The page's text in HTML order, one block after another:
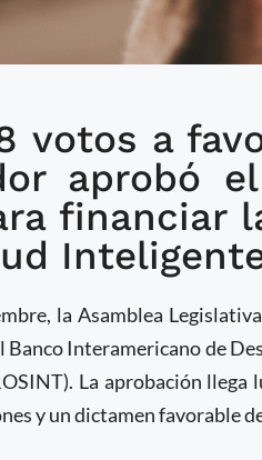
del
votos a
aprobó
financiar
la Asamblea
Banco Interamericano de
La aprobación
y un dictamen favorable